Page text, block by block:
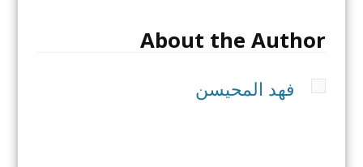
About the Author
فهد المحيسن